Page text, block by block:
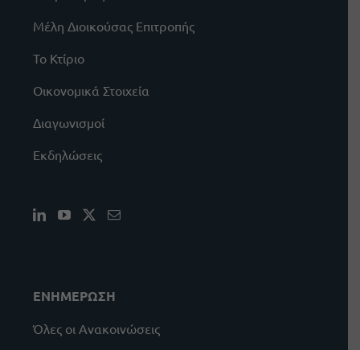
Μέλη Διοικούσας Επιτροπής
Το Κτίριο
Οικονομικά Στοιχεία
Διαγωνισμοί
Εκδηλώσεις
ΕΝΗΜΕΡΩΣΗ
Όλες οι Ανακοινώσεις